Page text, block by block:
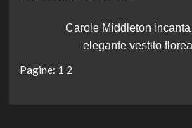
Carole Middleton
elegante vestito
Pagine: 1 2